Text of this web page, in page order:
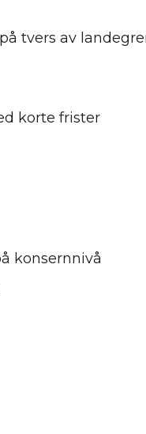
tvers av
korte frister
konsernnivå